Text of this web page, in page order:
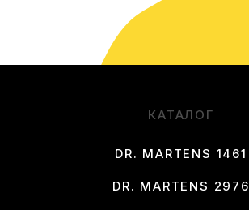
КАТАЛОГ
DR. MARTENS 1461
DR. MARTENS 2976